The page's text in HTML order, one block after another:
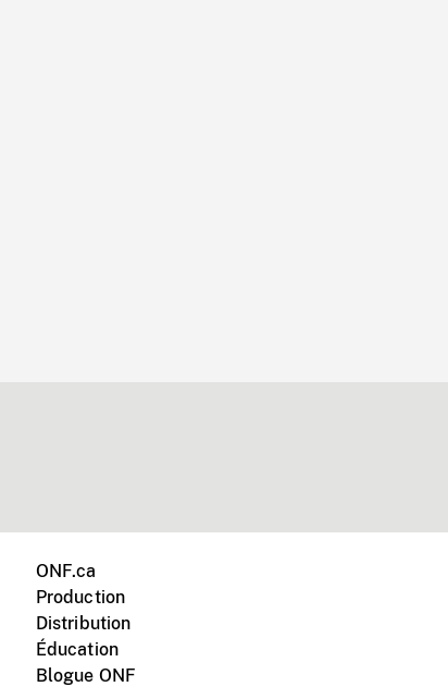
ONF.ca
Production
Distribution
Éducation
Blogue ONF